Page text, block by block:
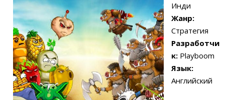
Инди
Жанр:
Стратегия
Разработчи
к: Playboom
Язык:
Английский